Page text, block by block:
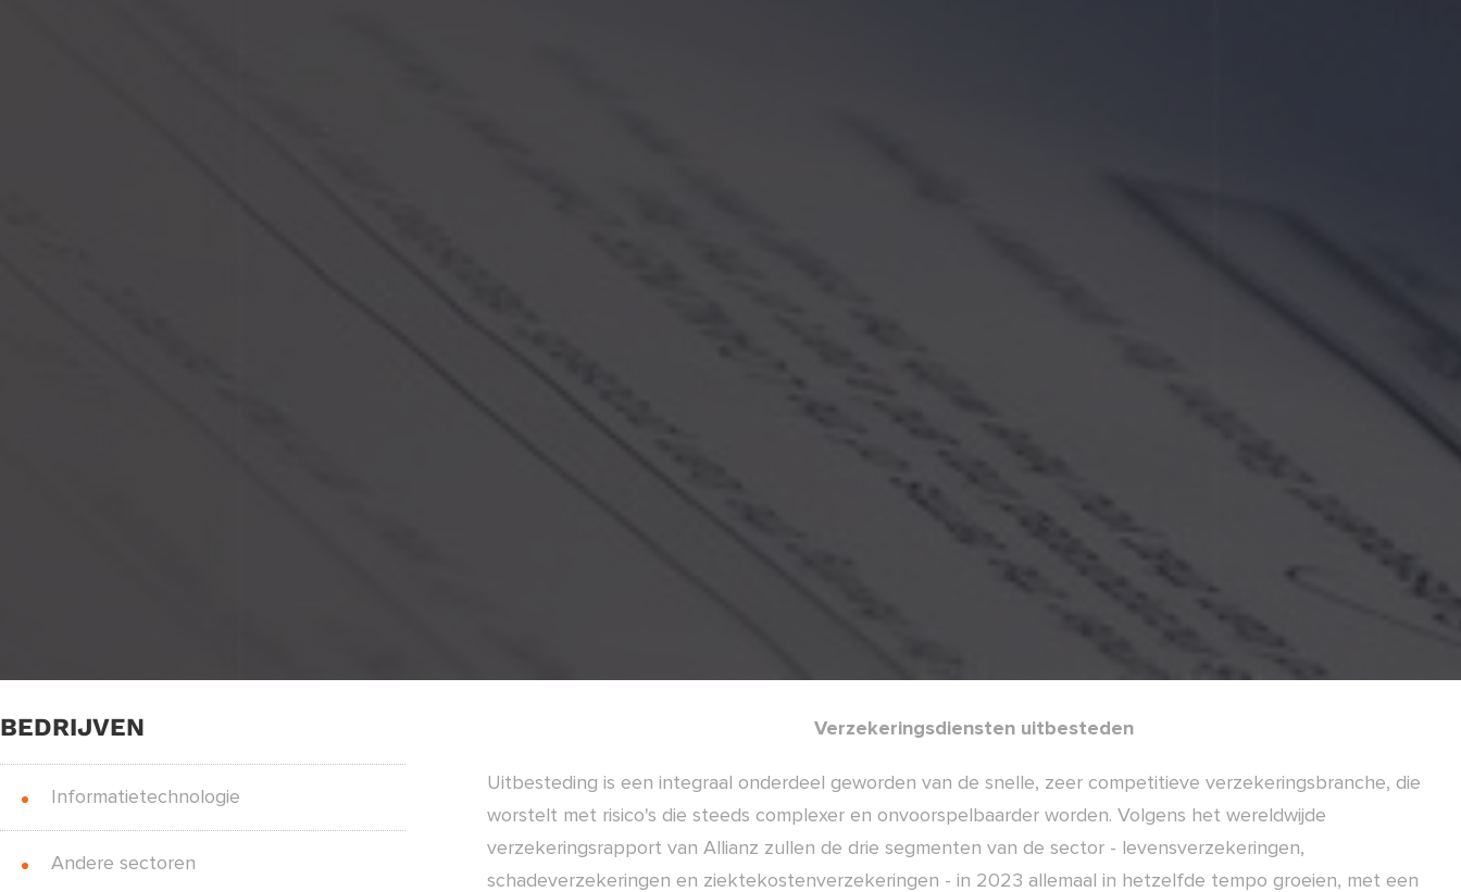
BEDRIJVEN
Informatietechnologie
Andere sectoren
Verzekeringsdiensten uitbesteden
Uitbesteding is een integraal onderdeel geworden van de snelle, zeer competitieve verzekeringsbranche, die
worstelt met risico's die steeds complexer en onvoorspelbaarder worden. Volgens het wereldwijde
verzekeringsrapport van Allianz zullen de drie segmenten van de sector - levensverzekeringen,
schadeverzekeringen en ziektekostenverzekeringen - in 2023 allemaal in hetzelfde tempo groeien, met een